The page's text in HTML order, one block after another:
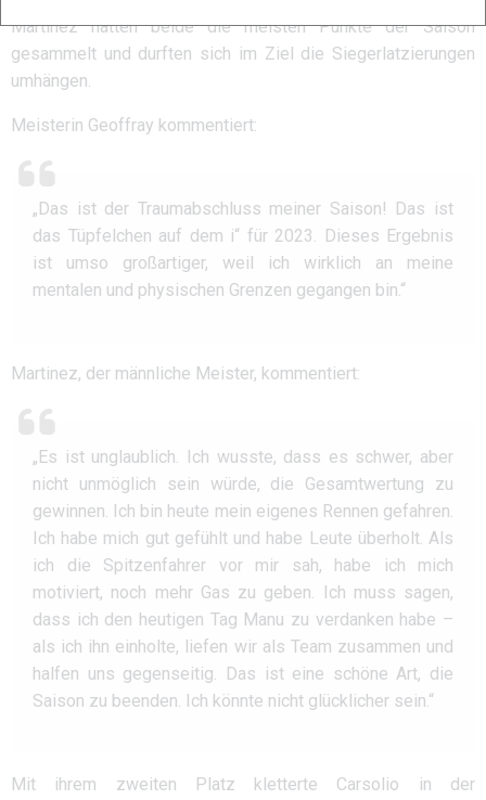
Martinez hatten beide die meisten Punkte der Saison
gesammelt und durften sich im Ziel die Siegerlatzierungen
umhängen.
Meisterin Geoffray kommentiert:
„Das ist der Traumabschluss meiner Saison! Das ist
das Tüpfelchen auf dem i“ für 2023. Dieses Ergebnis
ist umso großartiger, weil ich wirklich an meine
mentalen und physischen Grenzen gegangen bin.“
Martinez, der männliche Meister, kommentiert:
„Es ist unglaublich. Ich wusste, dass es schwer, aber
nicht unmöglich sein würde, die Gesamtwertung zu
gewinnen. Ich bin heute mein eigenes Rennen gefahren.
Ich habe mich gut gefühlt und habe Leute überholt. Als
ich die Spitzenfahrer vor mir sah, habe ich mich
motiviert, noch mehr Gas zu geben. Ich muss sagen,
dass ich den heutigen Tag Manu zu verdanken habe –
als ich ihn einholte, liefen wir als Team zusammen und
halfen uns gegenseitig. Das ist eine schöne Art, die
Saison zu beenden. Ich könnte nicht glücklicher sein.“
Mit ihrem zweiten Platz kletterte Carsolio in der